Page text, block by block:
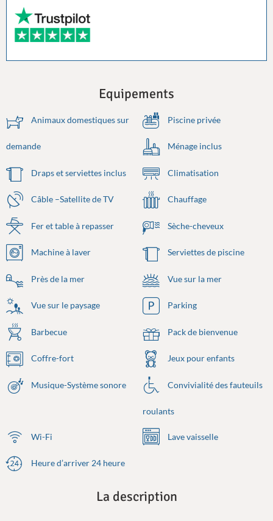
Equipements
Animaux domestiques sur
demande
Piscine privée
Ménage inclus
Draps et serviettes inclus Climatisation
Câble –Satellite de TV Chauffage
Fer et table à repasser Sèche-cheveux
Machine à laver Serviettes de piscine
Près de la mer Vue sur la mer
Vue sur le paysage Parking
Barbecue Pack de bienvenue
Coffre-fort Jeux pour enfants
Musique-Système sonore Convivialité des fauteuils
roulants
Wi-Fi Lave vaisselle
Heure d’arriver 24 heure
La description